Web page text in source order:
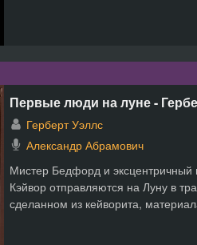
Первые люди на луне -
Герберт Уэллс
Александр Абрамович
Мистер Бедфорд и эксцентричный
Кэйвор отправляются на Луну в
сделанном из кейворита,